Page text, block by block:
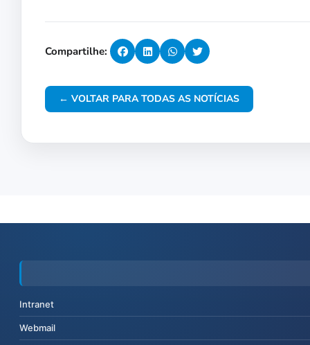
Compartilhe:
← VOLTAR PARA TODAS AS NOTÍCIAS
Intranet
Webmail